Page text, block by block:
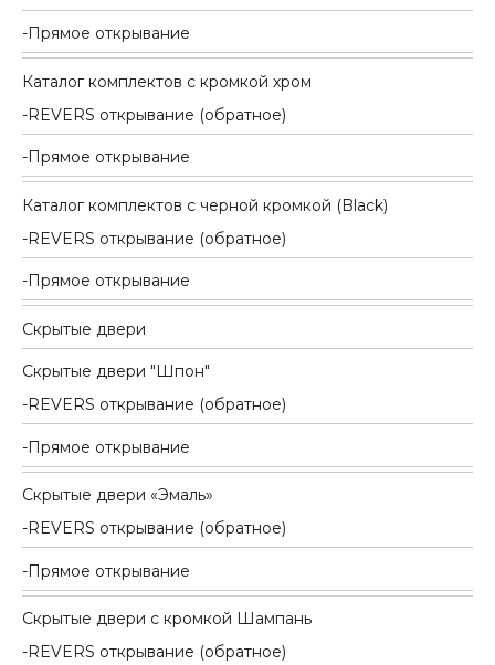
Прямое открывание
Каталог комплектов c кромкой хром
REVERS открывание (обратное)
Прямое открывание
Каталог комплектов c черной кромкой (Black)
REVERS открывание (обратное)
Прямое открывание
Скрытые двери
Скрытые двери "Шпон"
REVERS открывание (обратное)
Прямое открывание
Скрытые двери «Эмаль»
REVERS открывание (обратное)
Прямое открывание
Скрытые двери с кромкой Шампань
REVERS открывание (обратное)